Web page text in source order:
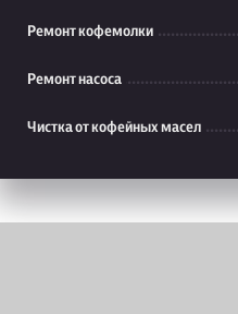
Ремонт кофемолки
Ремонт насоса
Чистка от кофейных масел